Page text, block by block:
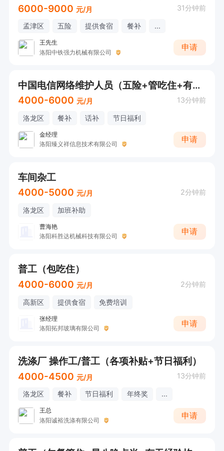
6000-9000 元/月 31分钟前
孟津区 五险 提供食宿 餐补 ...
王先生
洛阳中铁强力机械有限公司
申请
中国电信网络维护人员（五险+管吃住+有无经验均可）
4000-6000 元/月 13分钟前
洛龙区 餐补 话补 节日福利
金经理
洛阳臻义祥信息技术有限公司
申请
车间杂工
4000-5000 元/月 2分钟前
洛龙区 加班补助
曹海艳
洛阳科胜达机械科技有限公司
申请
普工（包吃住）
4000-6000 元/月 2分钟前
高新区 提供食宿 免费培训
张经理
洛阳拓邦玻璃有限公司
申请
洗涤厂 操作工/普工（各项补贴+节日福利）
4000-4500 元/月 13分钟前
洛龙区 餐补 节日福利 年终奖 ...
王总
洛阳诚裕洗涤有限公司
申请